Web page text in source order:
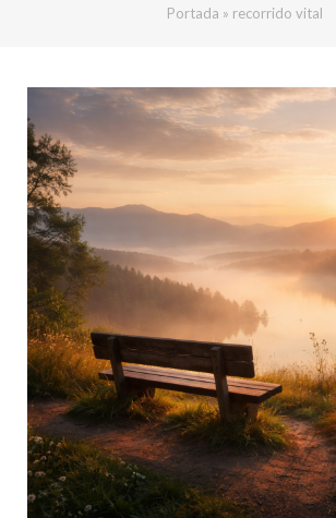
Portada » recorrido vital